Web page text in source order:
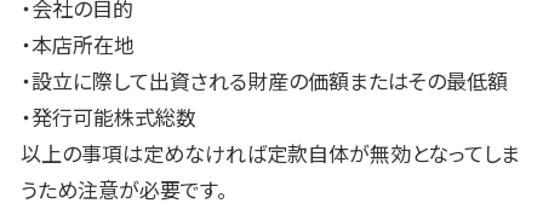
・会社の目的
・本店所在地
・設立に際して出資される財産の価額またはその最低額
・発行可能株式総数
以上の事項は定めなければ定款自体が無効となってしま
うため注意が必要です。